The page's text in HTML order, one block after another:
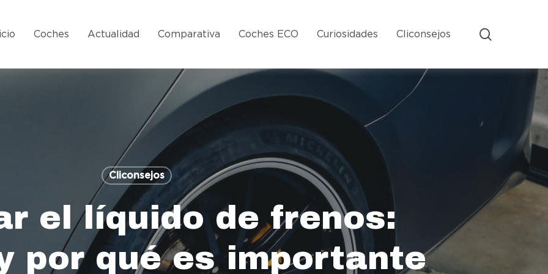
Coches Actualidad Comparativa Coches ECO Curiosidades Cliconsejos
Cliconsejos
el líquido de frenos:
por qué es importante